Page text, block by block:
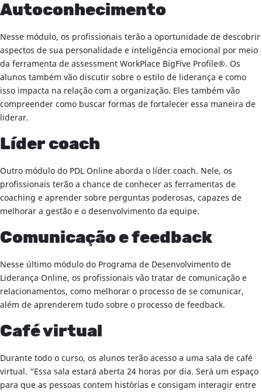
Autoconhecimento
Nesse módulo, os profissionais terão a oportunidade de descobrir
aspectos de sua personalidade e inteligência emocional por meio
da ferramenta de assessment WorkPlace BigFive Profile®. Os
alunos também vão discutir sobre o estilo de liderança e como
isso impacta na relação com a organização. Eles também vão
compreender como buscar formas de fortalecer essa maneira de
liderar.
Líder coach
Outro módulo do PDL Online aborda o líder coach. Nele, os
profissionais terão a chance de conhecer as ferramentas de
coaching e aprender sobre perguntas poderosas, capazes de
melhorar a gestão e o desenvolvimento da equipe.
Comunicação e feedback
Nesse último módulo do Programa de Desenvolvimento de
Liderança Online, os profissionais vão tratar de comunicação e
relacionamentos, como melhorar o processo de se comunicar,
além de aprenderem tudo sobre o processo de feedback.
Café virtual
Durante todo o curso, os alunos terão acesso a uma sala de café
virtual. “Essa sala estará aberta 24 horas por dia. Será um espaço
para que as pessoas contem histórias e consigam interagir entre